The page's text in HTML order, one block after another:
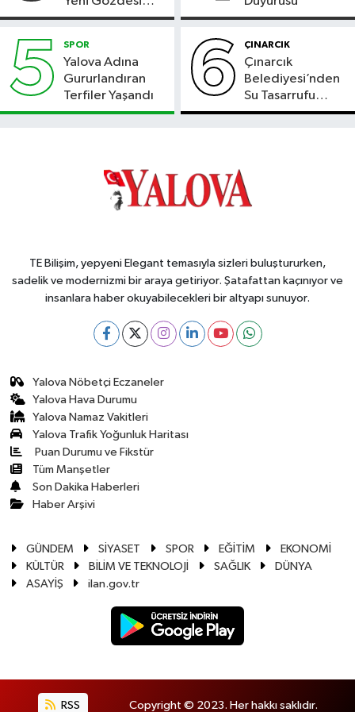
Bolu'daki Meyve
5 SPOR
Yalova Adına
Gururlandıran
Terfiler Yaşandı
6 ÇINARCIK
Çınarcık
Belediyesi’nden
Su Tasarrufu
Çağrısı
TE Bilişim, yepyeni Elegant temasıyla sizleri buluştururken,
sadelik ve modernizmi bir araya getiriyor. Şatafattan kaçınıyor ve
insanlara haber okuyabilecekleri bir altyapı sunuyor.
Yalova Nöbetçi Eczaneler
Yalova Hava Durumu
Yalova Namaz Vakitleri
Yalova Trafik Yoğunluk Haritası
Puan Durumu ve Fikstür
Tüm Manşetler
Son Dakika Haberleri
Haber Arşivi
GÜNDEM SİYASET SPOR EĞİTİM
EKONOMİ
KÜLTÜR
BİLİM VE TEKNOLOJİ SAĞLIK
DÜNYA
ASAYİŞ
ilan.gov.tr
RSS Copyright © 2023. Her hakkı saklıdır.